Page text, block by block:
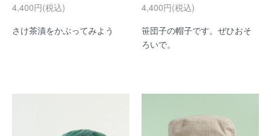
4,400円(税込)
さけ茶漬をかぶってみよう
4,400円(税込)
笹団子の帽子です。ぜひおそ
ろいで。